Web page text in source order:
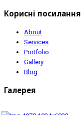
Корисні посилання
About
Services
Portfolio
Gallery
Blog
Галерея